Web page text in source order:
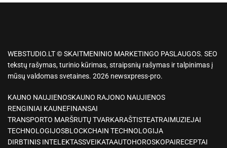
WEBSTUDIO.LT © SKAITMENINIO MARKETINGO PASLAUGOS. SEO
tekstų rašymas, turinio kūrimas, straipsnių rašymas ir talpinimas į
mūsų valdomas svetaines. 2026 newsxpress-pro.
KAUNO NAUJIENOSKAUNO RAJONO NAUJIENOS
RENGINIAI KAUNEFINANSAI
TRANSPORTO MARŠRUTŲ TVARKARAŠTISTEATRAIMUZIEJAI
TECHNOLOGIJOSBLOCKCHAIN TECHNOLOGIJA
DIRBTINIS INTELEKTASSVEIKATAAUTOHOROSKOPAIRECEPTAI